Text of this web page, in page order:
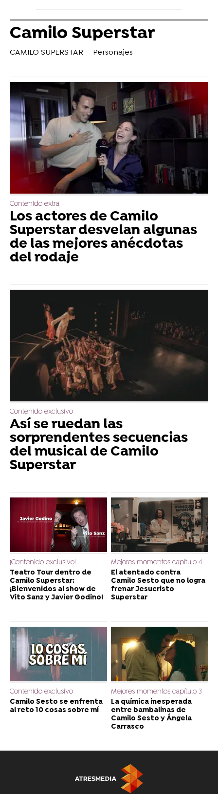
Camilo Superstar
CAMILO SUPERSTAR Personajes
Contenido extra
Los actores de Camilo
Superstar desvelan algunas
de las mejores anécdotas
del rodaje
Contenido exclusivo
Así se ruedan las
sorprendentes secuencias
del musical de Camilo
Superstar
¡Contenido exclusivo!
Teatro Tour dentro de
Camilo Superstar:
¡Bienvenidos al show de
Vito Sanz y Javier Godino!
Mejores momentos capítulo 4
El atentado contra
Camilo Sesto que no logra
frenar Jesucristo
Superstar
Contenido exclusivo
Camilo Sesto se enfrenta
al reto 10 cosas sobre mí
Mejores momentos capítulo 3
La química inesperada
entre bambalinas de
Camilo Sesto y Ángela
Carrasco